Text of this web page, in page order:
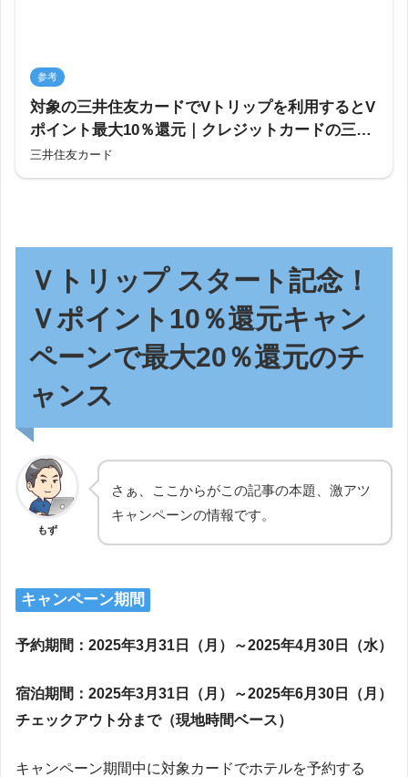
参考
対象の三井住友カードでVトリップを利用するとV
ポイント最大10％還元｜クレジットカードの三井
住友カード
三井住友カード
Ｖトリップ スタート記念！
Ｖポイント10％還元キャン
ペーンで最大20％還元のチ
ャンス
もず
さぁ、ここからがこの記事の本題、激アツ
キャンペーンの情報です。
キャンペーン期間
予約期間：2025年3月31日（月）～2025年4月30日（水）
宿泊期間：2025年3月31日（月）～2025年6月30日（月）
チェックアウト分まで（現地時間ベース）
キャンペーン期間中に対象カードでホテルを予約する